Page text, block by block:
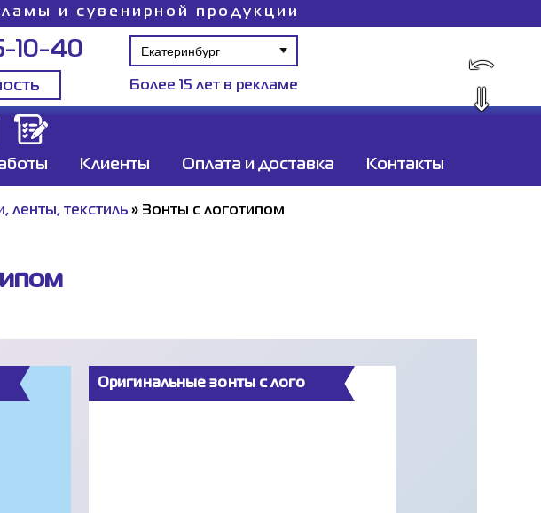
⇓
⤺
и сувенирной продукции
10-40
Более 15 лет в рекламе
Клиенты Оплата и доставка Контакты
ленты, текстиль » Зонты с логотипом
Оригинальные зонты с лого